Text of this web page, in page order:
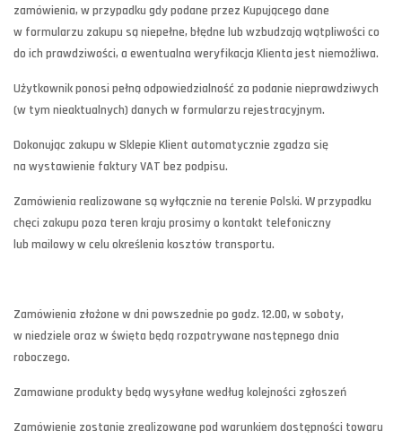
zamówienia, w przypadku gdy podane przez Kupującego dane
w formularzu zakupu są niepełne, błędne lub wzbudzają wątpliwości co
do ich prawdziwości, a ewentualna weryfikacja Klienta jest niemożliwa.
Użytkownik ponosi pełną odpowiedzialność za podanie nieprawdziwych
(w tym nieaktualnych) danych w formularzu rejestracyjnym.
Dokonując zakupu w Sklepie Klient automatycznie zgadza się
na wystawienie faktury VAT bez podpisu.
Zamówienia realizowane są wyłącznie na terenie Polski. W przypadku
chęci zakupu poza teren kraju prosimy o kontakt telefoniczny
lub mailowy w celu określenia kosztów transportu.
Zamówienia złożone w dni powszednie po godz. 12.00, w soboty,
w niedziele oraz w święta będą rozpatrywane następnego dnia
roboczego.
Zamawiane produkty będą wysyłane według kolejności zgłoszeń
Zamówienie zostanie zrealizowane pod warunkiem dostępności towaru